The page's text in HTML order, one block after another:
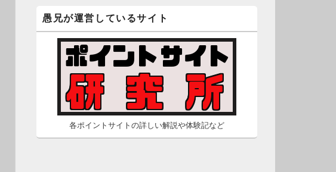
新は難しいかもしれません。
5/26 2:52（Dr.N）
時間の都合が付かないため、5月26
日の更新は休みます。申し訳あり
ません。
5/23 16:32（Dr.N）
□ □
■ □
□ ■
愚兄が運営しているサイト
各ポイントサイトの詳しい解説や体験記など